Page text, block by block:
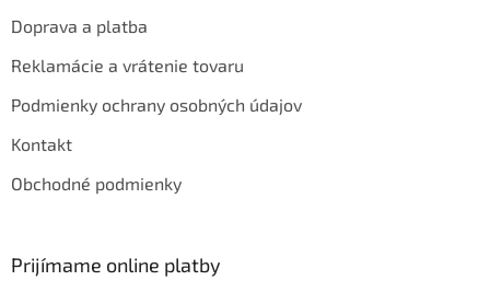
Doprava a platba
Reklamácie a vrátenie tovaru
Podmienky ochrany osobných údajov
Kontakt
Obchodné podmienky
Prijímame online platby